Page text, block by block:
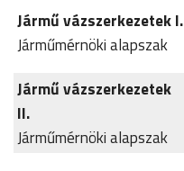
Jármű vázszerkezetek I.
Járműmérnöki alapszak
Jármű vázszerkezetek
II.
Járműmérnöki alapszak